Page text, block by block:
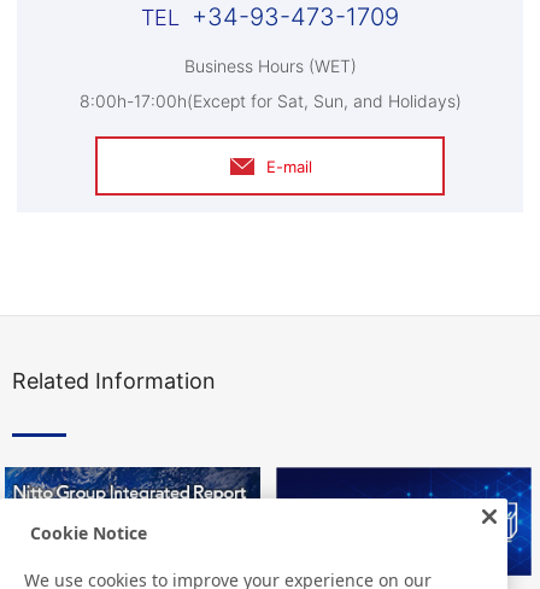
+34-93-473-1709
Business Hours (WET)
8:00h-17:00h(Except for Sat, Sun, and Holidays)
E-mail
Related Information
Cookie Notice
We use cookies to improve your experience on our